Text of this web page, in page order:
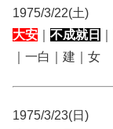
1975/3/22(土)
大安
不成就日
｜一白｜建｜女
1975/3/23(日)